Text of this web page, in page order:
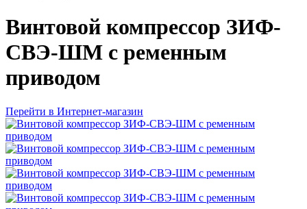
Винтовой компрессор ЗИФ-
СВЭ-ШМ с ременным
приводом
Перейти в Интернет-магазин